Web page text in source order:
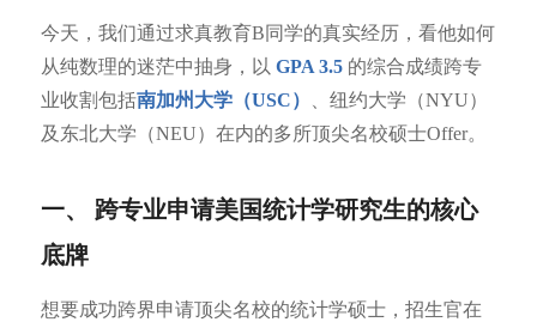
今天，我们通过求真教育B同学的真实经历，看他如何
从纯数理的迷茫中抽身，以 GPA 3.5的综合成绩跨专
业收割包括南加州大学（USC）
、纽约大学（NYU）
及东北大学（NEU）在内的多所顶尖名校硕士Offer。
一、 跨专业申请美国统计学研究生的核心
底牌
想要成功跨界申请顶尖名校的统计学硕士，招生官在